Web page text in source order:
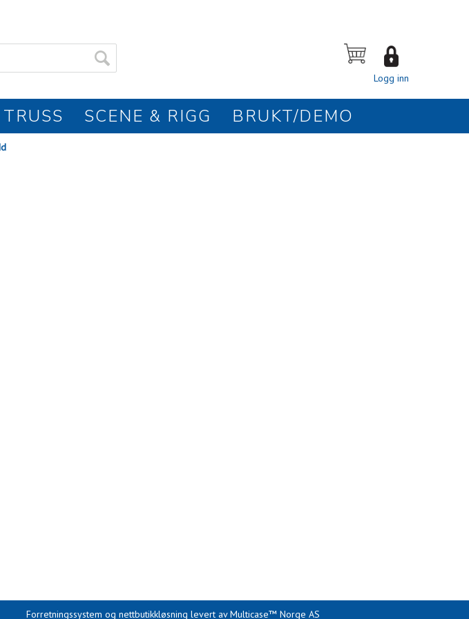
Logg inn
TRUSS SCENE & RIGG BRUKT/DEMO
Forretningssystem ognettbutikkløsning levert avMulticase™ Norge AS